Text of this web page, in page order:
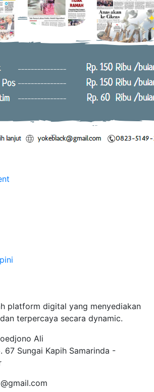
platform digital yang menyediakan
terpercaya secara dynamic.
Ali
67 Sungai Kapih Samarinda -